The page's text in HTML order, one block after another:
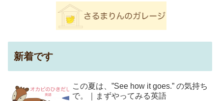
新着です
この夏は、”See how it goes.” の気持ち
で。｜まずやってみる英語